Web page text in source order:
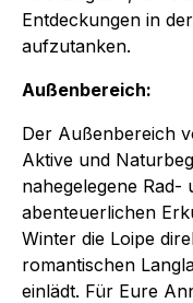
Entdeckungen in
aufzutanken.
Außenbereich:
Der Außenbereich
Aktive und
nahegelegene Rad-
abenteuerlichen
Winter die Loipe
romantischen
einlädt. Für Eure